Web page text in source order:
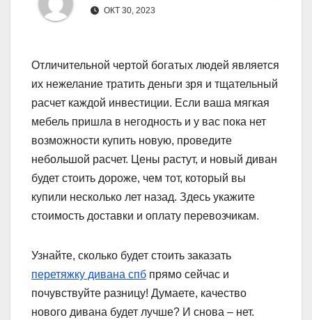
ОКТ 30, 2023
Отличительной чертой богатых людей является
их нежелание тратить деньги зря и тщательный
расчет каждой инвестиции. Если ваша мягкая
мебель пришла в негодность и у вас пока нет
возможности купить новую, проведите
небольшой расчет. Цены растут, и новый диван
будет стоить дороже, чем тот, который вы
купили несколько лет назад. Здесь укажите
стоимость доставки и оплату перевозчикам.
Узнайте, сколько будет стоить заказать
перетяжку дивана спб прямо сейчас и
почувствуйте разницу! Думаете, качество
нового дивана будет лучше? И снова – нет.